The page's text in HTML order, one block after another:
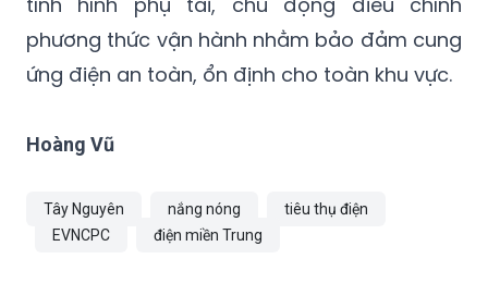
phương thức vận hành nhằm bảo đảm cung
ứng điện an toàn, ổn định cho toàn khu vực.
Hoàng Vũ
Tây Nguyên nắng nóng
tiêu thụ điện
EVNCPC
điện miền Trung